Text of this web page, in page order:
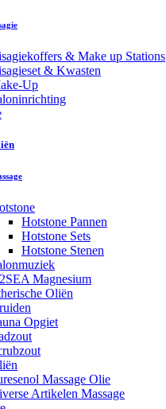
& Make up Stations
& Kwasten
Up
Hotstone Pannen
Hotstone Sets
Hotstone Stenen
Magnesium
Oliën
Opgiet
Massage Olie
Artikelen Massage